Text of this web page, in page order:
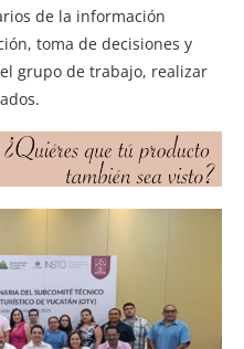
de la información
toma de decisiones y
grupo de trabajo, realizar